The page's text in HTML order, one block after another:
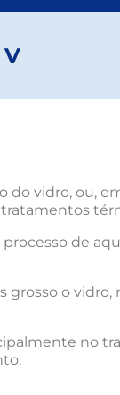
V
do vidro, ou,
de
grosso o vidro,
no